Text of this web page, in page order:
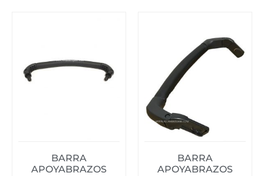
BARRA
APOYABRAZOS
BARRA
APOYABRAZOS